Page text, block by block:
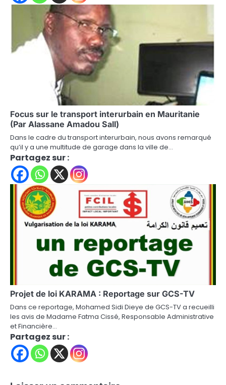
Focus sur le transport interurbain en Mauritanie
(Par Alassane Amadou Sall)
Dans le cadre du transport interurbain, nous avons remarqué
qu’il y a une multitude de garage dans la ville de…
Partagez sur :
Projet de loi KARAMA : Reportage sur GCS-TV
Dans ce reportage, Mohamed Sidi Dieye de GCS-TV a recueilli
les avis de Madame Fatma Cissé, Responsable Administrative
et Financière…
Partagez sur :